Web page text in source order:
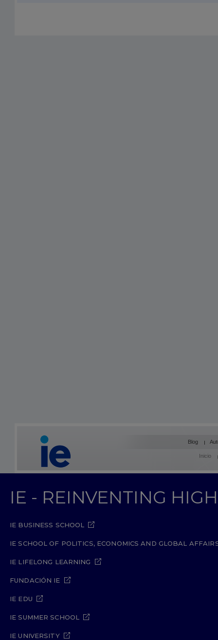
Blog
Inicio
IE - REINVENTING
IE BUSINESS SCHOOL
IE SCHOOL OF POLITICS, ECONOMICS AND GLOBAL
IE LIFELONG LEARNING
FUNDACIÓN IE
IE EDU
IE SUMMER SCHOOL
IE UNIVERSITY